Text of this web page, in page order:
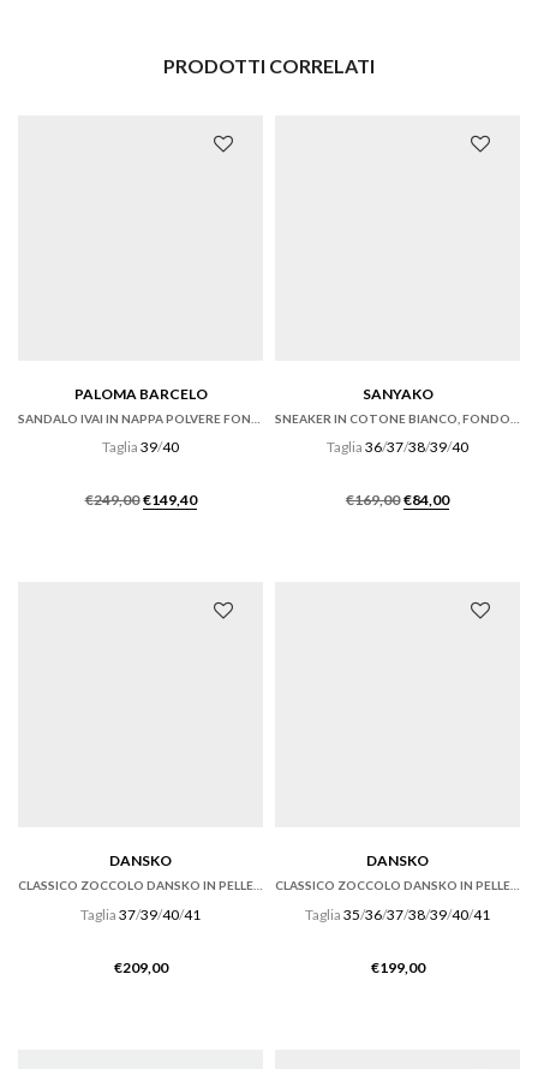
PRODOTTI CORRELATI
PALOMA BARCELO
Taglia 39/40
€249,00 Il
€149,40Il
SANYAKO
Taglia 36/37/38/39/40
€169,00 Il
€84,00Il
DANSKO
CLASSICO ZOCCOLO DANSKO IN PELLE VERNICE NERA
Taglia 37/39/40/41
€209,00
DANSKO
CLASSICO ZOCCOLO DANSKO IN PELLE NERO OILED.
Taglia 35/36/37/38/39/40/41
€199,00